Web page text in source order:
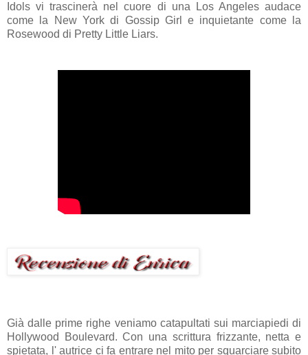
Idols vi trascinerà nel cuore di una Los Angeles audace
come la New York di Gossip Girl e inquietante come la
Rosewood di Pretty Little Liars.
Già dalle prime righe veniamo catapultati sui marciapiedi di
Hollywood Boulevard. Con una scrittura frizzante, netta e
spietata, l' autrice ci fa entrare nel mito per squarciare subito